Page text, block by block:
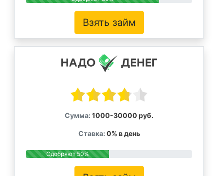
Взять займ
Сумма: 1000-30000 руб.
Ставка: 0% в день
Одобряют 50%